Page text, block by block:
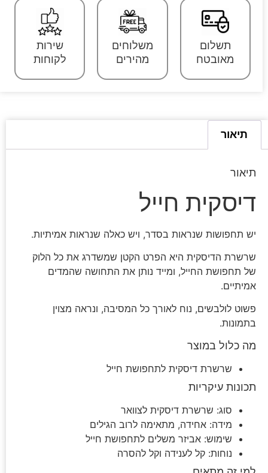
תשלום
מאובטח
משלוחים
מהירים
שירות
לקוחות
תיאור
תיאור
דיסקית חייל
יש תחפושות שנראות בסדר, ויש כאלה שנראות אמיתיות.
שרשרת הדיסקית היא הפרט הקטן שמשדרג את כל הלוק
של תחפושת החייל, ומייד נותן את התחושה שהמדים
אמיתיים.
פשוט לולבשים, נוח לאורך כל המסיבה, ונראה מצוין
בתמונות.
מה כלול במוצר
שרשרת דיסקית לתחפושת חייל
תכונות עיקריות
סוג: שרשרת דיסקית לצוואר
מידה: אחידה, מתאימה לרוב הגילים
שימוש: אביזר משלים לתחפושת חייל
נוחות: קל לענידה וקל להסרה